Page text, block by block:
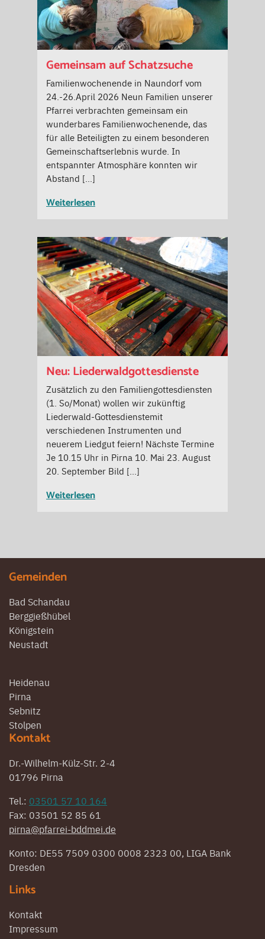
Gemeinsam auf Schatzsuche
Familienwochenende in Naundorf vom
24.-26.April 2026 Neun Familien unserer
Pfarrei verbrachten gemeinsam ein
wunderbares Familienwochenende, das
für alle Beteiligten zu einem besonderen
Gemeinschaftserlebnis wurde. In
entspannter Atmosphäre konnten wir
Abstand […]
Weiterlesen
Neu: Liederwaldgottesdienste
Zusätzlich zu den Familiengottesdiensten
(1. So/Monat) wollen wir zukünftig
Liederwald-Gottesdienstemit
verschiedenen Instrumenten und
neuerem Liedgut feiern! Nächste Termine
Je 10.15 Uhr in Pirna 10. Mai 23. August
20. September Bild […]
Weiterlesen
Gemeinden
Bad Schandau
Berggießhübel
Königstein
Neustadt
Heidenau
Pirna
Sebnitz
Stolpen
Kontakt
Dr.-Wilhelm-Külz-Str. 2-4
01796 Pirna
Tel.: 03501 57 10 164
Fax: 03501 52 85 61
pirna@pfarrei-bddmei.de
Konto: DE55 7509 0300 0008 2323 00, LIGA Bank
Dresden
Links
Kontakt
Impressum